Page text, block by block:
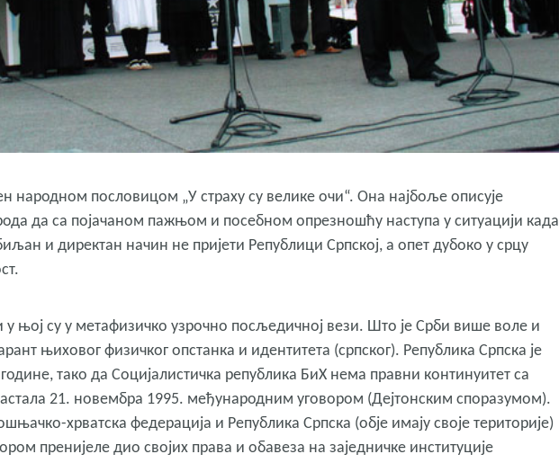
народном пословицом „У страху су велике очи“. Она најбоље описује
да са појачаном пажњом и посебном опрезношћу наступа у ситуацији када
и директан начин не пријети Републици Српској, а опет дубоко у срцу
у њој су у метафизичко узрочно посљедичној вези. Што је Срби више воле и
њиховог физичког опстанка и идентитета (српског). Република Српска је
тако да Социјалистичка република БиХ нема правни континуитет са
21. новембра 1995. међународним уговором (Дејтонским споразумом).
хрватска федерација и Република Српска (обје имају своје територије)
пренијеле дио својих права и обавеза на заједничке институције